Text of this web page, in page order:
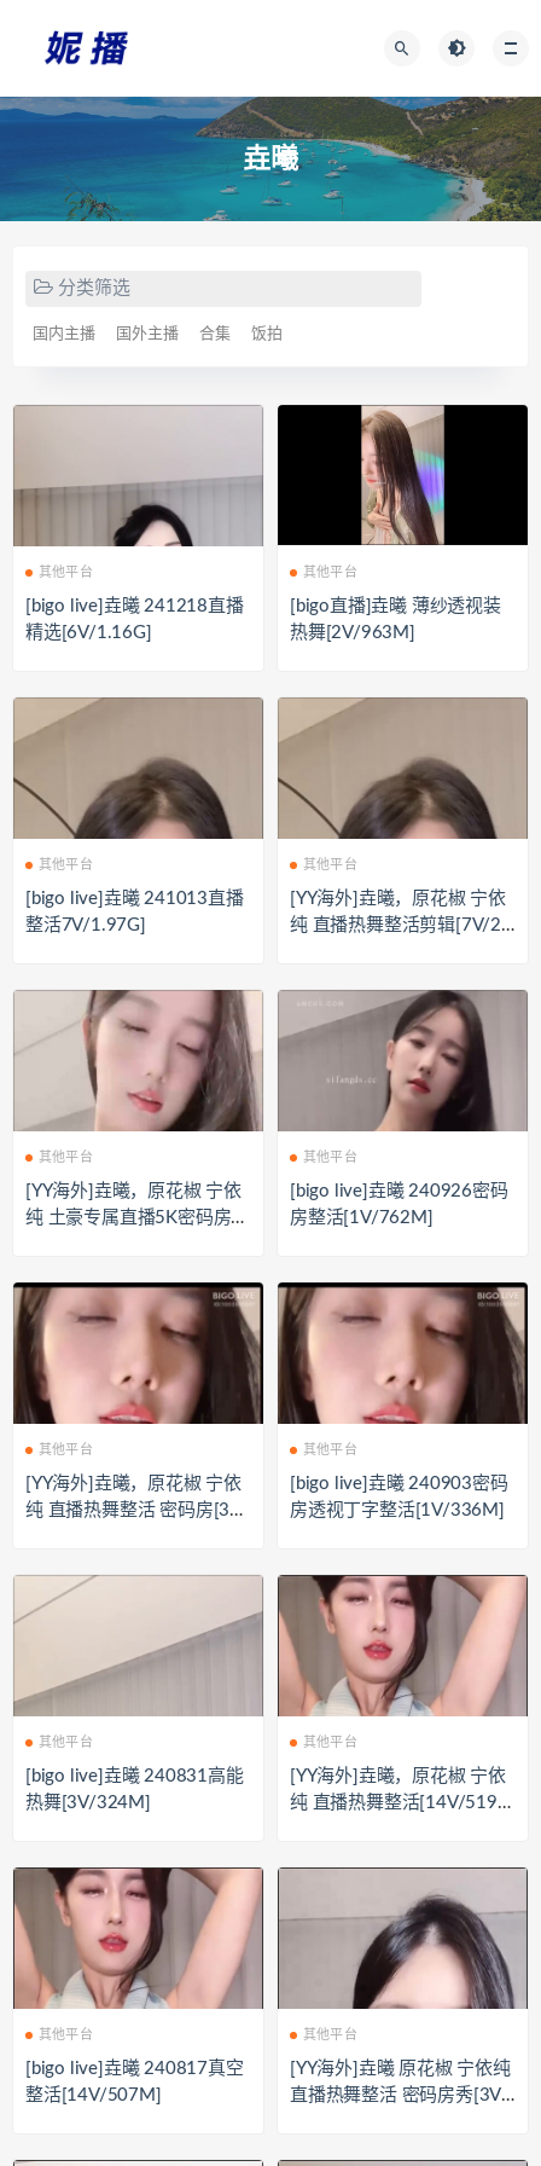
垚曦
分类筛选
国内主播 国外主播 合集 饭拍
其他平台
[bigo live]垚曦 241218直播
精选[6V/1.16G]
其他平台
[bigo直播]垚曦 薄纱透视装
热舞[2V/963M]
其他平台
[bigo live]垚曦 241013直播
整活7V/1.97G]
其他平台
[YY海外]垚曦，原花椒 宁依
纯 直播热舞整活剪辑[7V/2
其他平台
[YY海外]垚曦，原花椒 宁依
纯 土豪专属直播5K密码房
其他平台
[bigo live]垚曦 240926密码
房整活[1V/762M]
其他平台
[YY海外]垚曦，原花椒 宁依
纯 直播热舞整活 密码房[337
其他平台
[bigo live]垚曦 240903密码
房透视丁字整活[1V/336M]
其他平台
[bigo live]垚曦 240831高能
热舞[3V/324M]
其他平台
[YY海外]垚曦，原花椒 宁依
纯 直播热舞整活[14V/519
其他平台
[bigo live]垚曦 240817真空
整活[14V/507M]
其他平台
[YY海外]垚曦 原花椒 宁依纯
直播热舞整活 密码房秀[3V/